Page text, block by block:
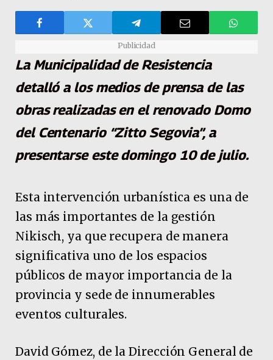
Publicidad
La Municipalidad de Resistencia
detalló a los medios de prensa de las
obras realizadas en el renovado Domo
del Centenario “Zitto Segovia”, a
presentarse este domingo 10 de julio.
Esta intervención urbanística es una de
las más importantes de la gestión
Nikisch, ya que recupera de manera
significativa uno de los espacios
públicos de mayor importancia de la
provincia y sede de innumerables
eventos culturales.
David Gómez, de la Dirección General de